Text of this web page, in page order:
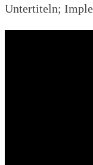
Untertiteln;